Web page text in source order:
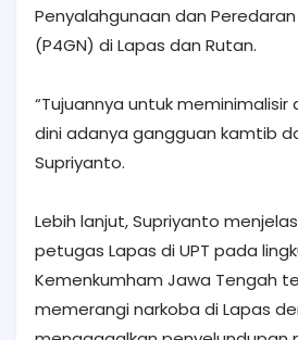
Penyalahgunaan dan
(P4GN) di Lapas dan Rutan.
“Tujuannya untuk
dini adanya gangguan kamtib
Supriyanto.
Lebih lanjut, Supriyanto
petugas Lapas di UPT pada
Kemenkumham Jawa Tengah
memerangi narkoba di Lapas